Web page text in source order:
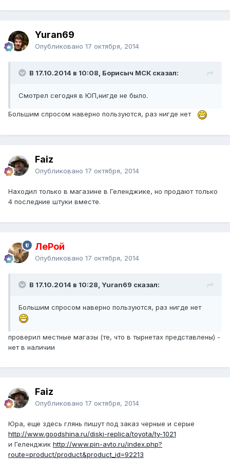
Yuran69
Опубликовано 17 октября, 2014
В 17.10.2014 в 10:08, Борисыч МСК сказал:
Смотрел сегодня в ЮП,нигде не было.
Большим спросом наверно пользуются, раз нигде нет
Faiz
Опубликовано 17 октября, 2014
Находил только в магазине в Геленджике, но продают только
4 последние штуки вместе.
ЛеРой
Опубликовано 17 октября, 2014
В 17.10.2014 в 10:28, Yuran69 сказал:
Большим спросом наверно пользуются, раз нигде нет
проверил местные магазы (те, что в тырнетах представлены) -
нет в наличии
Faiz
Опубликовано 17 октября, 2014
Юра, еще здесь глянь пишут под заказ черные и серые
http://www.goodshina.ru/diski-replica/toyota/ty-1021
и Геленджик http://www.pin-avto.ru/index.php?
route=product/product&product_id=92213